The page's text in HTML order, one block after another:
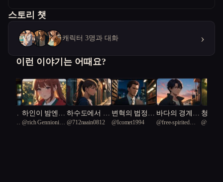
스토리 챗
캐릭터 3명과 대화 ›
이런 이야기는 어때요?
과 문
구가
Bear
하인이 밤엔
용된다
@rich Gennionis
하수도에서 벽
화 찾았다
@712naain0812
변혁의 법정:
미래 도시의
@Icomet1994
바다의 경계에
선 자들
@free-spirited
청운
@